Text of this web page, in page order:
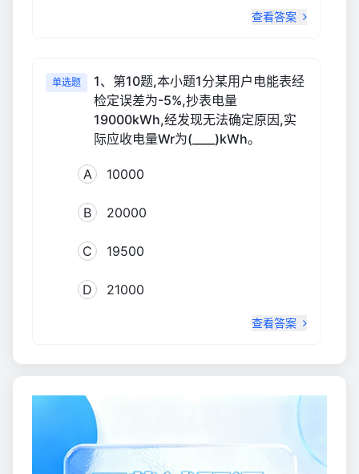
查看答案
单选题
1、第10题,本小题1分某用户电能表经
检定误差为-5%,抄表电量
19000kWh,经发现无法确定原因,实
际应收电量Wr为(____)kWh。
A 10000
B 20000
C 19500
D 21000
查看答案